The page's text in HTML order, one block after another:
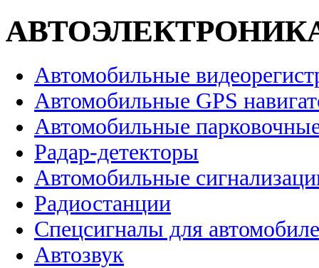
Автомобильные
Автомобильные GPS
Автомобильные
Радар-детекторы
Автомобильные
Радиостанции
Спецсигналы для
Автозвук